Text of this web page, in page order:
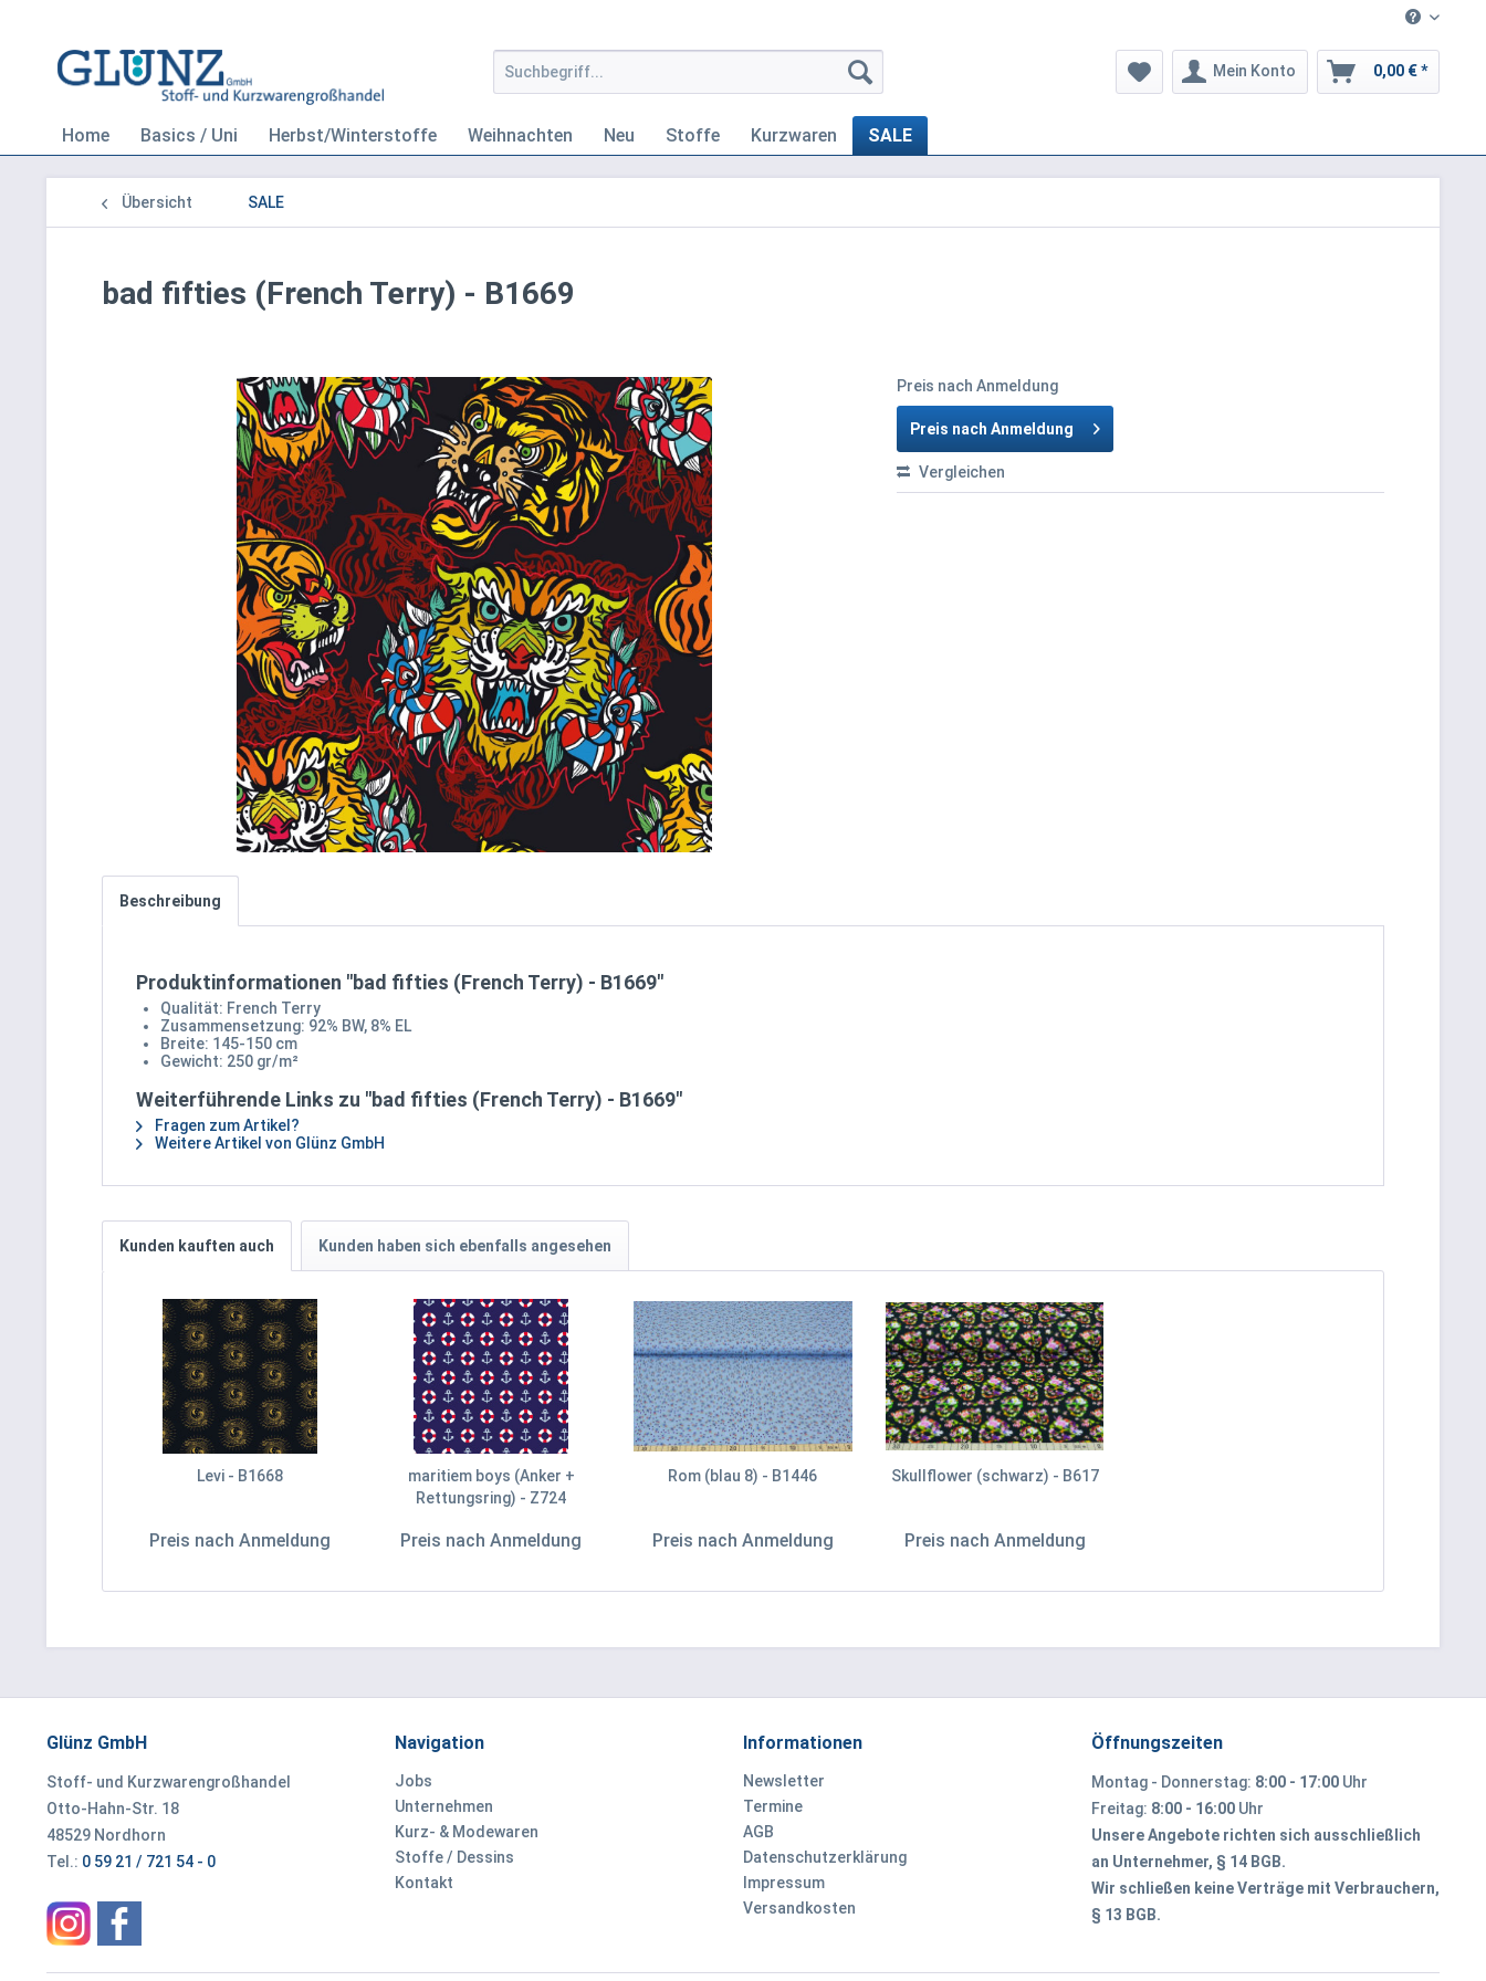
Mein Konto 0,00 € *
Home Basics / Uni Herbst/Winterstoffe Weihnachten Neu Stoffe Kurzwaren SALE
Übersicht SALE
bad fifties (French Terry) - B1669
Preis nach Anmeldung
Preis nach Anmeldung
Vergleichen
Beschreibung
Produktinformationen "bad fifties (French Terry) - B1669"
Qualität: French Terry
Zusammensetzung: 92% BW, 8% EL
Breite: 145-150 cm
Gewicht: 250 gr/m²
Weiterführende Links zu "bad fifties (French Terry) - B1669"
Fragen zum Artikel?
Weitere Artikel von Glünz GmbH
Kunden kauften auch Kunden haben sich ebenfalls angesehen
Levi - B1668
Preis nach Anmeldung
maritiem boys (Anker +
Rettungsring) - Z724
Preis nach Anmeldung
Rom (blau 8) - B1446
Preis nach Anmeldung
Skullflower (schwarz) - B617
Preis nach Anmeldung
Glünz GmbH
Stoff- und Kurzwarengroßhandel
Otto-Hahn-Str. 18
48529 Nordhorn
Tel.: 0 59 21 / 721 54 - 0
Navigation
Jobs
Unternehmen
Kurz- & Modewaren
Stoffe / Dessins
Kontakt
Informationen
Newsletter
Termine
AGB
Datenschutzerklärung
Impressum
Versandkosten
Öffnungszeiten
Montag - Donnerstag: 8:00 - 17:00 Uhr
Freitag: 8:00 - 16:00 Uhr
Unsere Angebote richten sich ausschließlich
an Unternehmer, § 14 BGB.
Wir schließen keine Verträge mit Verbrauchern,
§ 13 BGB.